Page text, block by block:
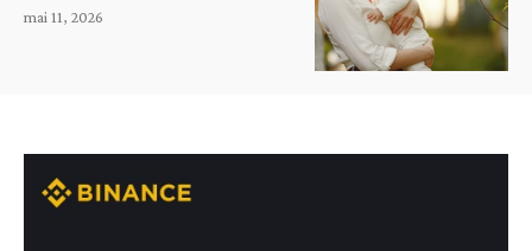
mai 11, 2026